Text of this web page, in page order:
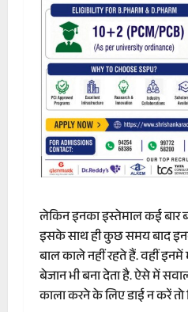
लेकिन इनका इस्तेमाल कई बार
इसके साथ ही कुछ समय बाद
बाल काले नहीं रहते हैं. वहीं
बेजान भी बना देता है. ऐसे में
काला करने के लिए डाई न करें तो